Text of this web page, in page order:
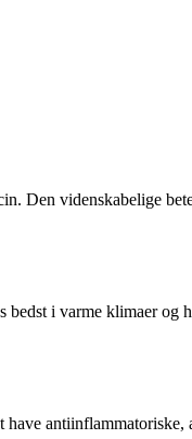
Den videnskabelige
i varme klimaer og